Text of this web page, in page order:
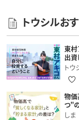
トウシルお
東村
出
トウ
物価
つ"
しま